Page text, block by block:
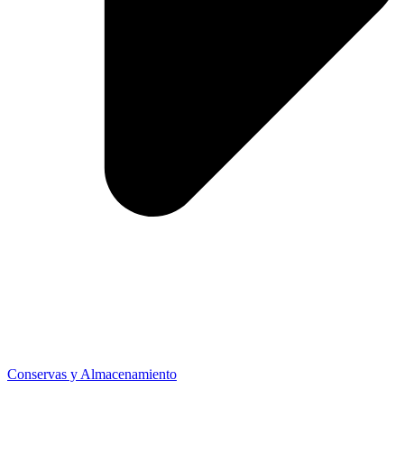
Conservas y Almacenamiento